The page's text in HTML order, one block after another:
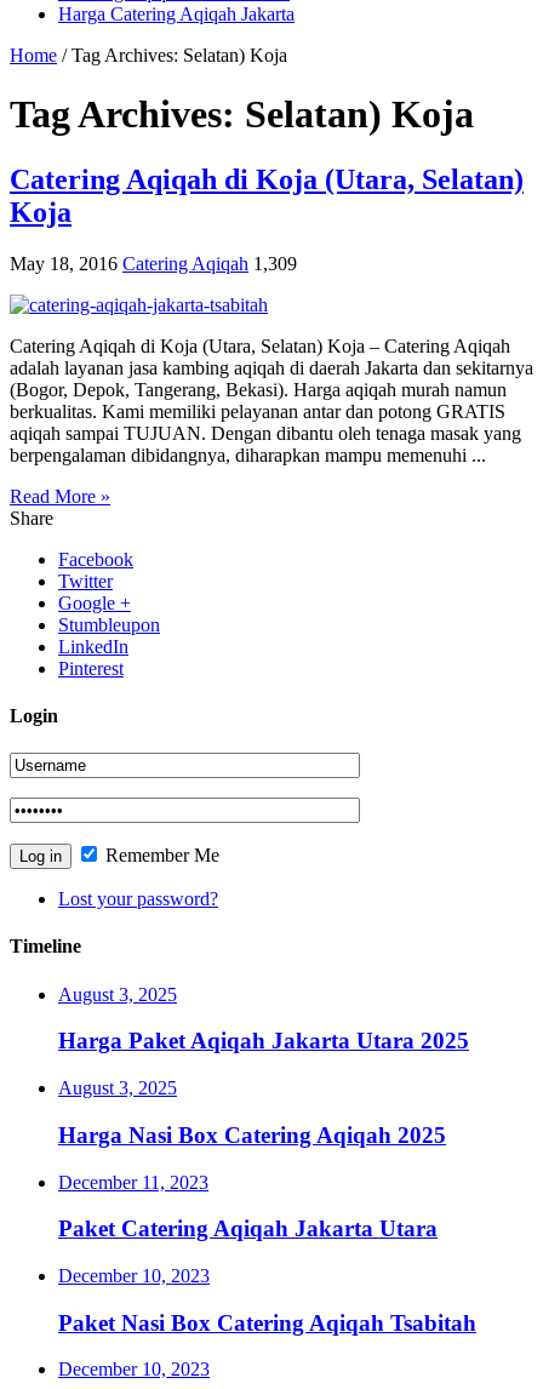
Harga Catering Aqiqah Jakarta
Home / Tag Archives: Selatan) Koja
Tag Archives: Selatan) Koja
Catering Aqiqah di Koja (Utara, Selatan)
Koja
May 18, 2016 Catering Aqiqah 1,309
Catering Aqiqah di Koja (Utara, Selatan) Koja – Catering Aqiqah
adalah layanan jasa kambing aqiqah di daerah Jakarta dan sekitarnya
(Bogor, Depok, Tangerang, Bekasi). Harga aqiqah murah namun
berkualitas. Kami memiliki pelayanan antar dan potong GRATIS
aqiqah sampai TUJUAN. Dengan dibantu oleh tenaga masak yang
berpengalaman dibidangnya, diharapkan mampu memenuhi ...
Read More »
Share
Facebook
Twitter
Google +
Stumbleupon
LinkedIn
Pinterest
Login
Remember Me
Lost your password?
Timeline
August 3, 2025
Harga Paket Aqiqah Jakarta Utara 2025
August 3, 2025
Harga Nasi Box Catering Aqiqah 2025
December 11, 2023
Paket Catering Aqiqah Jakarta Utara
December 10, 2023
Paket Nasi Box Catering Aqiqah Tsabitah
December 10, 2023